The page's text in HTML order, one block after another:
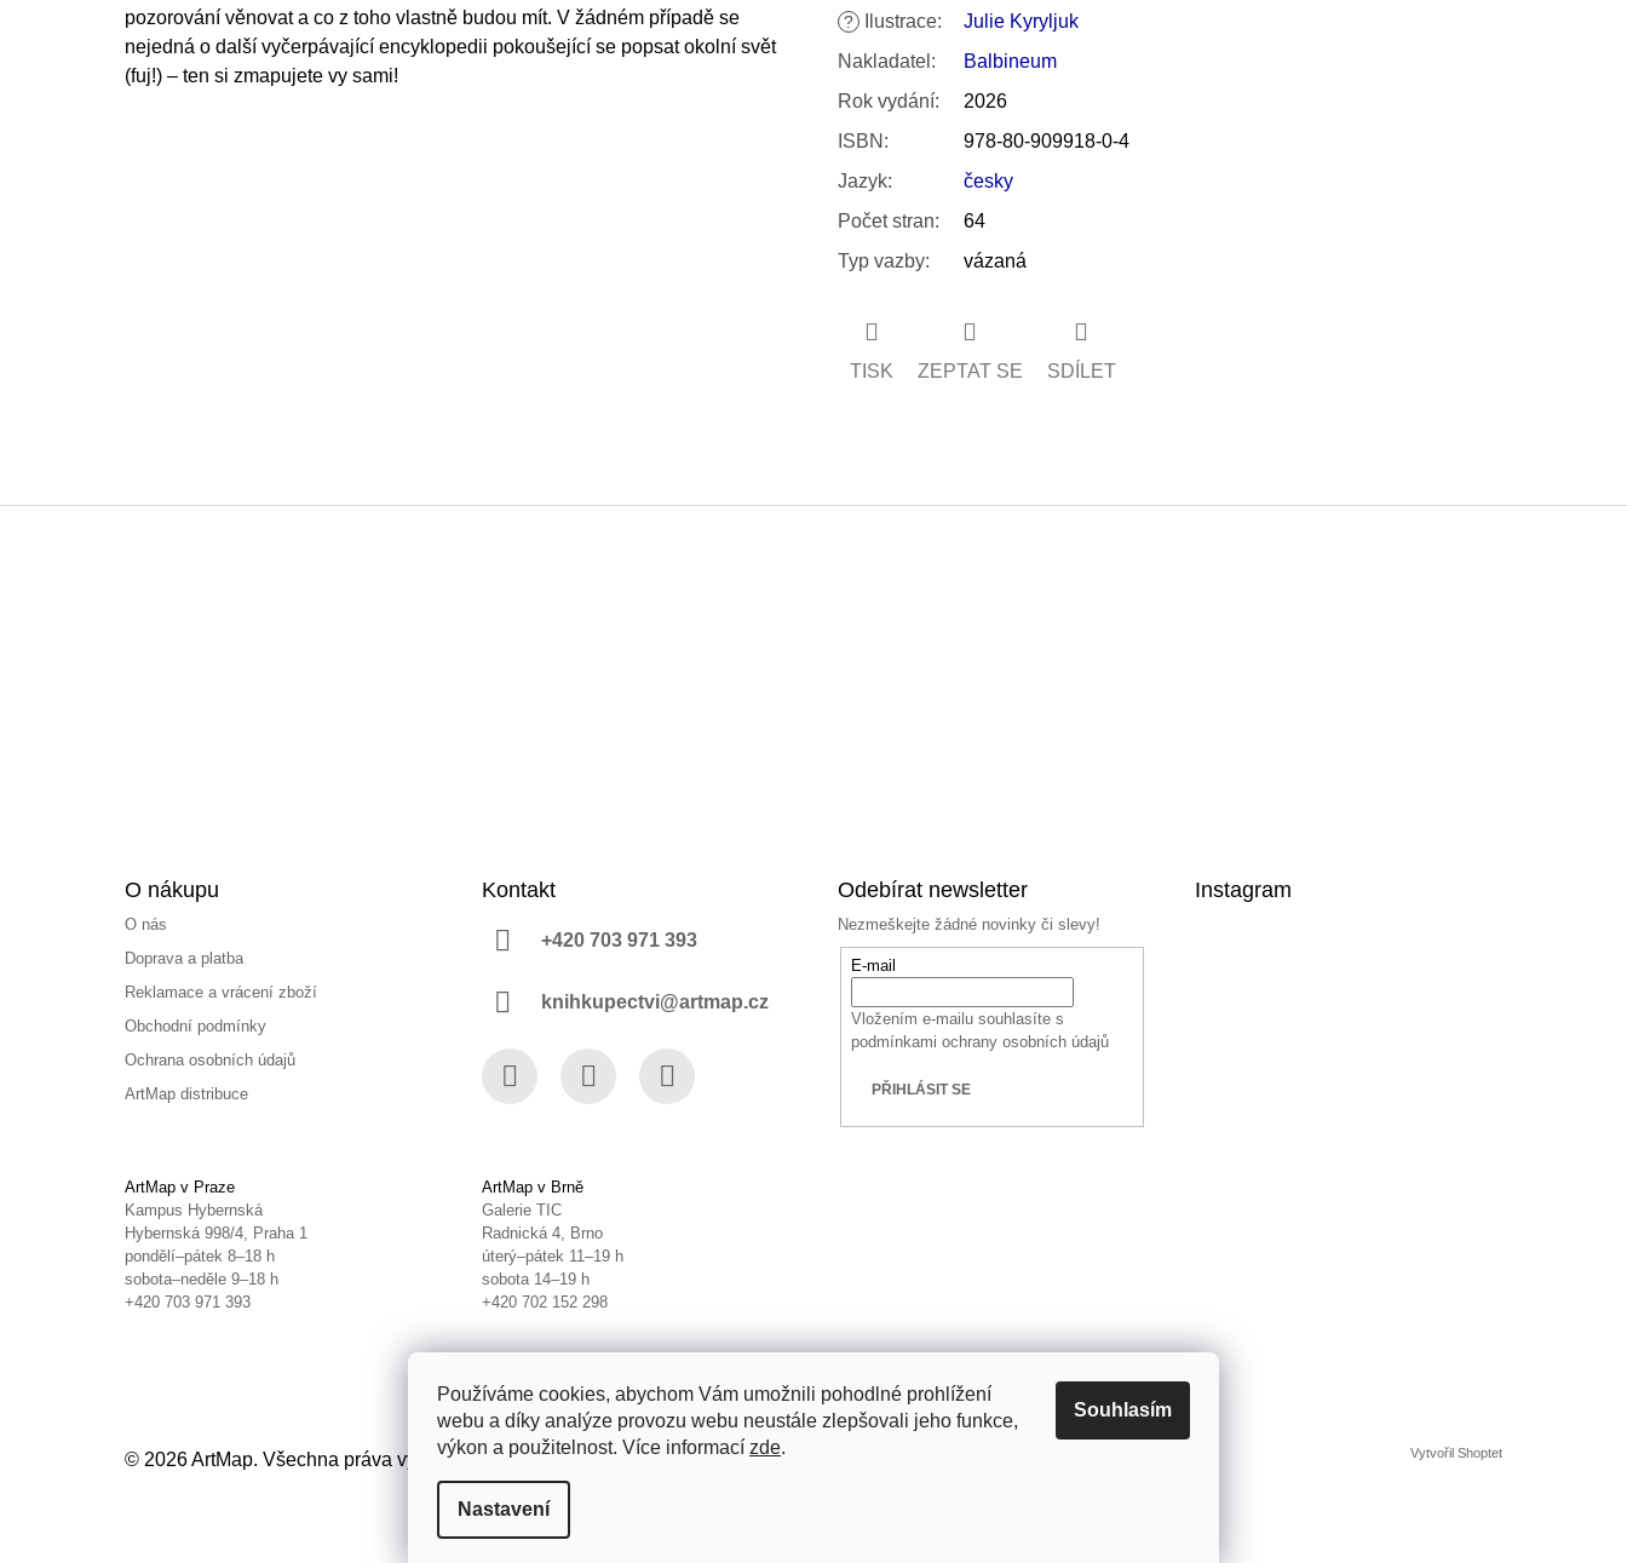
Používáme cookies, abychom Vám umožnili pohodlné prohlížení
webu a díky analýze provozu webu neustále zlepšovali jeho funkce,
výkon a použitelnost. Více informací zde.
Nastavení
Souhlasím
pozorování věnovat a co z toho vlastně budou mít. V žádném případě se
nejedná o další vyčerpávající encyklopedii pokoušející se popsat okolní svět
(fuj!) – ten si zmapujete vy sami!
? Ilustrace:
Julie Kyryljuk
Nakladatel :
Balbineum
Rok vydání:
2026
ISBN :
978-80-909918-0-4
Jazyk:
česky
Počet stran:
64
Typ vazby: vázaná
TISK ZEPTAT SE SDÍLET
O nákupu
O nás
Doprava a platba
Reklamace a vrácení zboží
Obchodní podmínky
Ochrana osobních údajů
ArtMap distribuce
Kontakt
+420 703 971 393
knihkupectvi@artmap.cz
Odebírat newsletter
Nezmeškejte žádné novinky či slevy!
E-mail
Vložením e-mailu souhlasíte s
podmínkami ochrany osobních údajů
PŘIHLÁSIT SE
Instagram
ArtMap v Praze
Kampus Hybernská
Hybernská 998/4, Praha 1
pondělí–pátek 8–18 h
sobota–neděle 9–18 h
+420 703 971 393
ArtMap v Brně
Galerie TIC
Radnická 4, Brno
úterý–pátek 11–19 h
sobota 14–19 h
+420 702 152 298
© 2026 ArtMap. Všechna práva vyhrazena.Upravit nastavení cookies